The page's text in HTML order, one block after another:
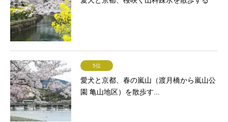
5位
愛犬と京都、春の嵐山（渡月橋から嵐山公
園 亀山地区）を散歩す...